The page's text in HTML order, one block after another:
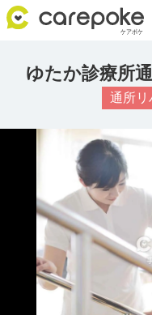
会員登録
カテゴリー
介護 お金の
ゆたか診療所
通所リ